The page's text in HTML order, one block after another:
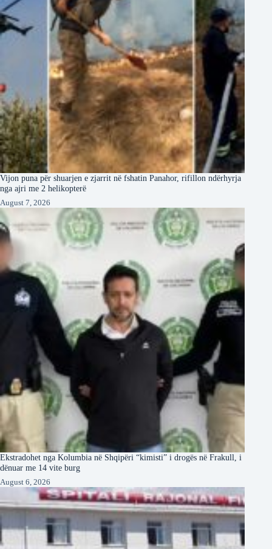
Vijon puna për shuarjen e zjarrit në fshatin Panahor, rifillon ndërhyrja
nga ajri me 2 helikopterë
August 7, 2026
Ekstradohet nga Kolumbia në Shqipëri “kimisti” i drogës në Frakull, i
dënuar me 14 vite burg
August 6, 2026